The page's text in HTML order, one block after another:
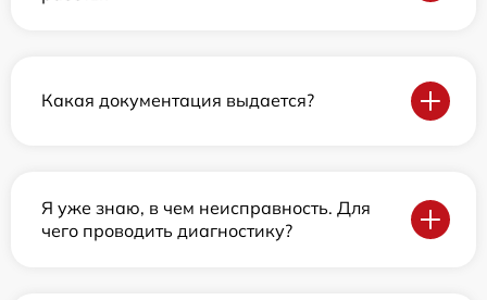
Какая документация выдается?
Я уже знаю, в чем неисправность. Для
чего проводить диагностику?